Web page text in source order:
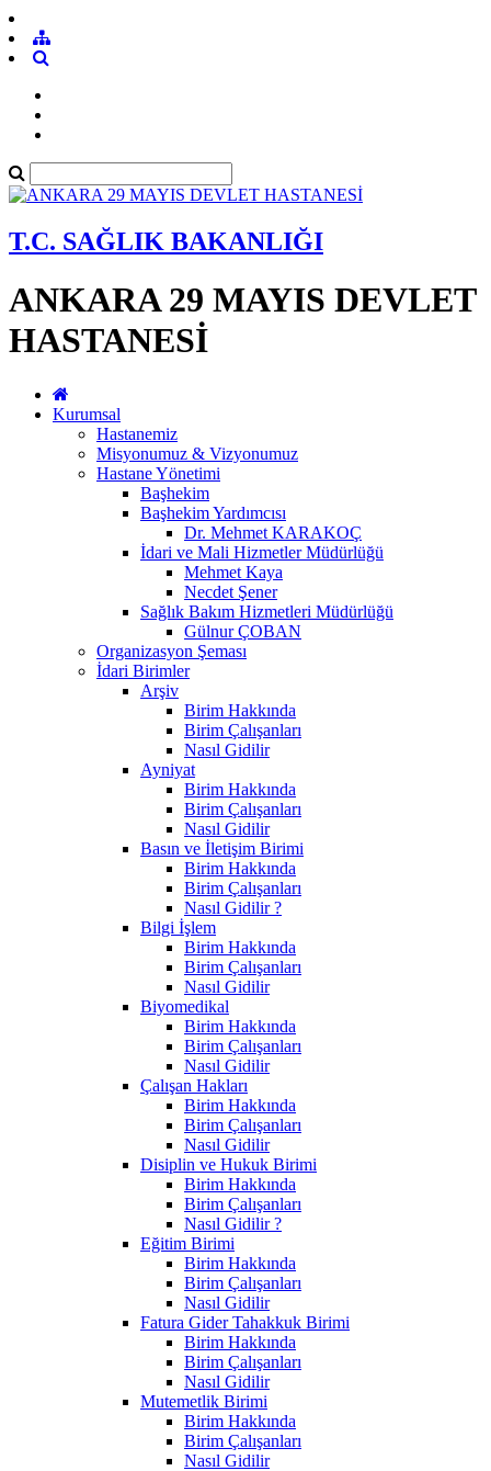
T.C. SAĞLIK BAKANLIĞI
ANKARA 29 MAYIS DEVLET
HASTANESİ
Kurumsal
Hastanemiz
Misyonumuz & Vizyonumuz
Hastane Yönetimi
Başhekim
Başhekim Yardımcısı
Dr. Mehmet KARAKOÇ
İdari ve Mali Hizmetler Müdürlüğü
Mehmet Kaya
Necdet Şener
Sağlık Bakım Hizmetleri Müdürlüğü
Gülnur ÇOBAN
Organizasyon Şeması
İdari Birimler
Arşiv
Birim Hakkında
Birim Çalışanları
Nasıl Gidilir
Ayniyat
Birim Hakkında
Birim Çalışanları
Nasıl Gidilir
Basın ve İletişim Birimi
Birim Hakkında
Birim Çalışanları
Nasıl Gidilir ?
Bilgi İşlem
Birim Hakkında
Birim Çalışanları
Nasıl Gidilir
Biyomedikal
Birim Hakkında
Birim Çalışanları
Nasıl Gidilir
Çalışan Hakları
Birim Hakkında
Birim Çalışanları
Nasıl Gidilir
Disiplin ve Hukuk Birimi
Birim Hakkında
Birim Çalışanları
Nasıl Gidilir ?
Eğitim Birimi
Birim Hakkında
Birim Çalışanları
Nasıl Gidilir
Fatura Gider Tahakkuk Birimi
Birim Hakkında
Birim Çalışanları
Nasıl Gidilir
Mutemetlik Birimi
Birim Hakkında
Birim Çalışanları
Nasıl Gidilir